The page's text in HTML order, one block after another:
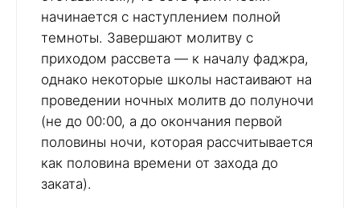
начинается с наступлением полной
темноты. Завершают молитву с
приходом рассвета — к началу фаджра,
однако некоторые школы настаивают на
проведении ночных молитв до полуночи
(не до 00:00, а до окончания первой
половины ночи, которая рассчитывается
как половина времени от захода до
заката).